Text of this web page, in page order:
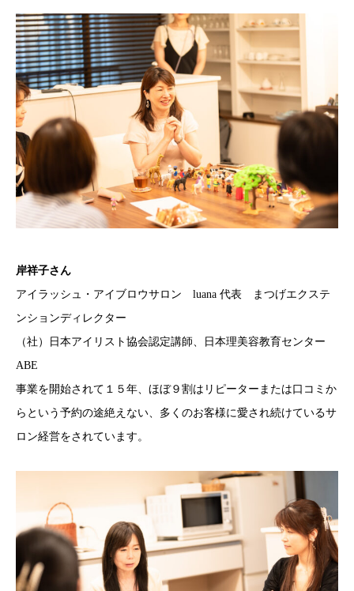
岸祥子さん
アイラッシュ・アイブロウサロン luana 代表 まつげエクステ
ンションディレクター
（社）日本アイリスト協会認定講師、日本理美容教育センター
ABE
事業を開始されて１５年、ほぼ９割はリピーターまたは口コミか
らという予約の途絶えない、多くのお客様に愛され続けているサ
ロン経営をされています。